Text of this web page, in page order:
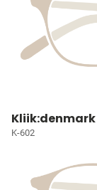
Kliik:denmark
K-602